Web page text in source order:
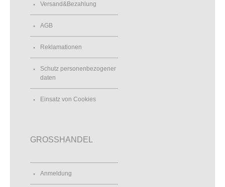
Versand&Bezahlung
AGB
Reklamationen
Schutz personenbezogener
daten
Einsatz von Cookies
GROSSHANDEL
Anmeldung